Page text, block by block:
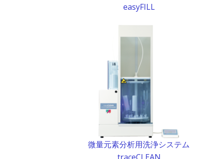
easyFILL
微量元素分析用洗浄システム